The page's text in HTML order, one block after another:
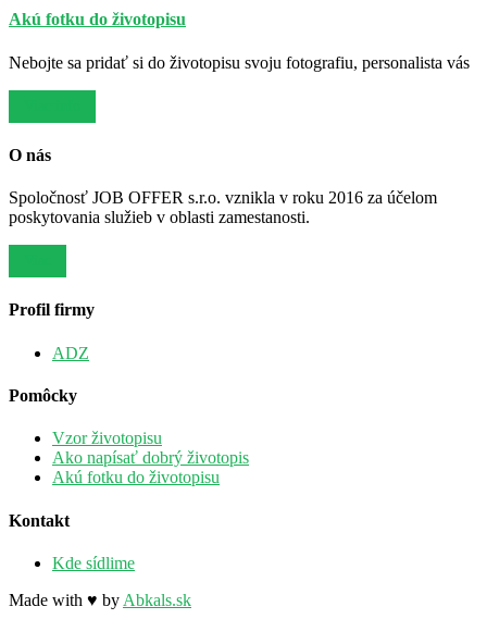
Akú fotku do životopisu
Nebojte sa pridať si do životopisu svoju fotografiu, personalista vás
O nás
Spoločnosť JOB OFFER s.r.o. vznikla v roku 2016 za účelom
poskytovania služieb v oblasti zamestanosti.
Profil firmy
ADZ
Pomôcky
Vzor životopisu
Ako napísať dobrý životopis
Akú fotku do životopisu
Kontakt
Kde sídlime
Made with ♥ by Abkals.sk